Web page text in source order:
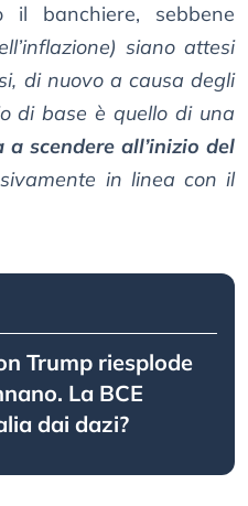
banchiere, sebbene
siano attesi
di nuovo a causa degli
di base è quello di una
a scendere all’inizio del
in linea con il
Trump riesplode
La BCE
dai dazi?